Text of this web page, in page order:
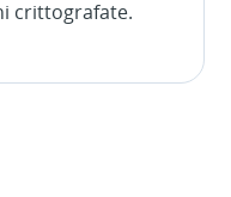
crittografate.